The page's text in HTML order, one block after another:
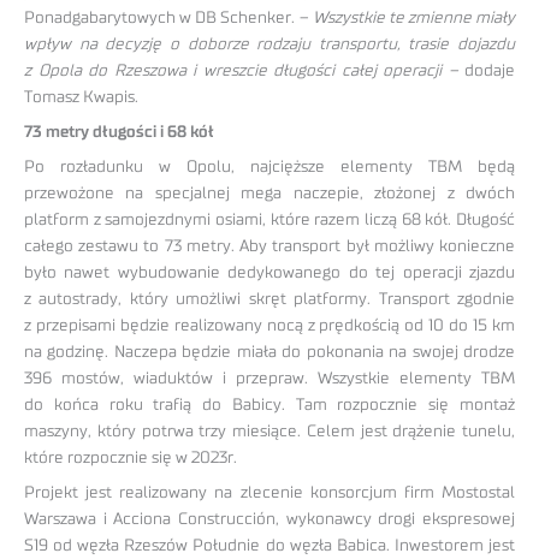
Ponadgabarytowych w DB Schenker. – Wszystkie te zmienne miały
wpływ na decyzję o doborze rodzaju transportu, trasie dojazdu
z Opola do Rzeszowa i wreszcie długości całej operacji –dodaje
Tomasz Kwapis.
73 metry długości i 68 kół
Po rozładunku w Opolu, najcięższe elementy TBM będą
przewożone na specjalnej mega naczepie, złożonej z dwóch
platform z samojezdnymi osiami, które razem liczą 68 kół. Długość
całego zestawu to 73 metry. Aby transport był możliwy konieczne
było nawet wybudowanie dedykowanego do tej operacji zjazdu
z autostrady, który umożliwi skręt platformy. Transport zgodnie
z przepisami będzie realizowany nocą z prędkością od 10 do 15 km
na godzinę. Naczepa będzie miała do pokonania na swojej drodze
396 mostów, wiaduktów i przepraw. Wszystkie elementy TBM
do końca roku trafią do Babicy. Tam rozpocznie się montaż
maszyny, który potrwa trzy miesiące. Celem jest drążenie tunelu,
które rozpocznie się w 2023r.
Projekt jest realizowany na zlecenie konsorcjum firm Mostostal
Warszawa i Acciona Construcción, wykonawcy drogi ekspresowej
S19 od węzła Rzeszów Południe do węzła Babica. Inwestorem jest